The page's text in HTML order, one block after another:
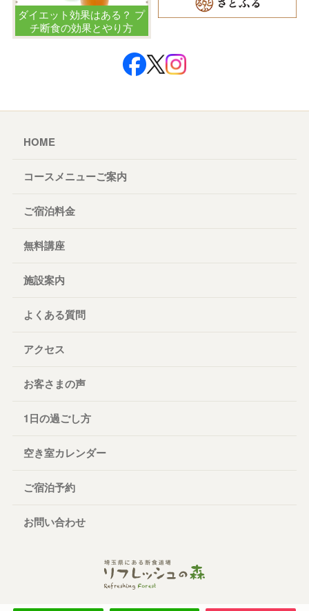
ダイエット効果はある？ プ
チ断食の効果とやり方
HOME
コースメニューご案内
ご宿泊料金
無料講座
施設案内
よくある質問
アクセス
お客さまの声
1日の過ごし方
空き室カレンダー
ご宿泊予約
お問い合わせ